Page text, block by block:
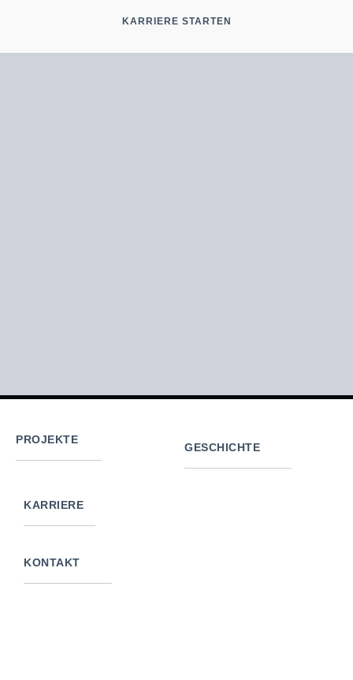
KARRIERE STARTEN
PROJEKTE
GESCHICHTE
KARRIERE
KONTAKT